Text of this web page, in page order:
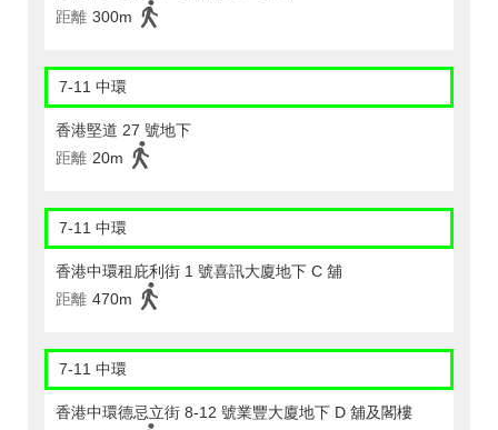
距離 300m
7-11 中環
香港堅道 27 號地下
距離 20m
7-11 中環
香港中環租庇利街 1 號喜訊大廈地下 C 舖
距離 470m
7-11 中環
香港中環德忌立街 8-12 號業豐大廈地下 D 舖及閣樓